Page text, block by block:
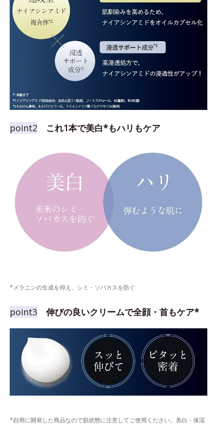
point2 これ1本で美白*もハリもケア
*メラニンの生成を抑え、シミ・ソバカスを防ぐ
point3 伸びの良いクリームで全顔・首もケア*
*顔用に開発した商品なので肌状態に注意してご使用ください。美白・保湿